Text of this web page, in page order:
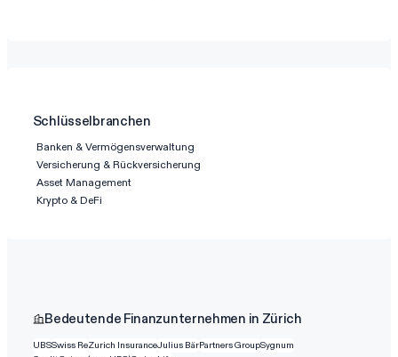
Schlüsselbranchen
Banken & Vermögensverwaltung
Versicherung & Rückversicherung
Asset Management
Krypto & DeFi
Bedeutende Finanzunternehmen in Zürich
UBSSwiss ReZurich InsuranceJulius BärPartners GroupSygnum